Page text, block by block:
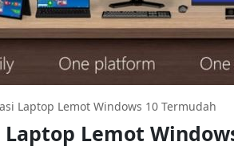
Laptop Lemot Windows 10 Termudah
Lemot